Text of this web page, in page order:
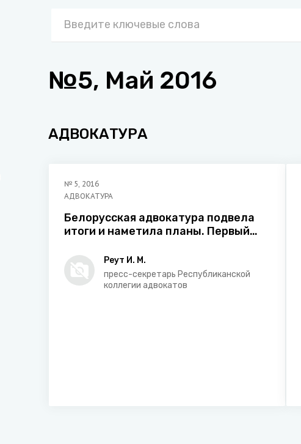
№5, Май 2016
АДВОКАТУРА
№ 5, 2016
АДВОКАТУРА
Белорусская адвокатура подвела
итоги и наметила планы. Первый
БеларусиРеут И. М.
пресс-секретарь Республиканской
коллегии адвокатов